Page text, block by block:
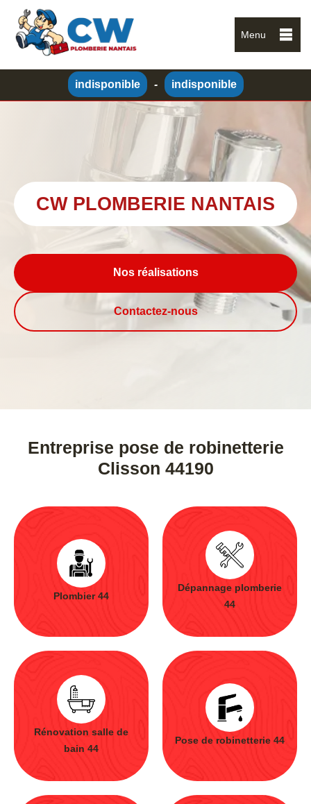
Menu
indisponible - indisponible
CW PLOMBERIE NANTAIS
Nos réalisations
Contactez-nous
Entreprise pose de robinetterie
Clisson 44190
Plombier 44
Dépannage plomberie
44
Rénovation salle de
bain 44
Pose de robinetterie 44